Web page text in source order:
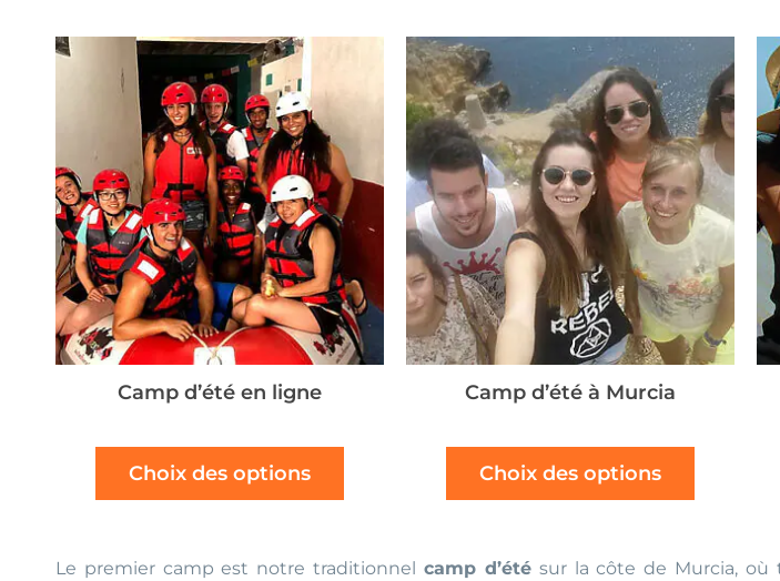
récent
au
plus
ancien
Camp d’été en ligne
Choix des options
Camp d’été à Murcia
Choix des options
Le premier camp est notre traditionnel camp d’étésur la côte de Murcia, où